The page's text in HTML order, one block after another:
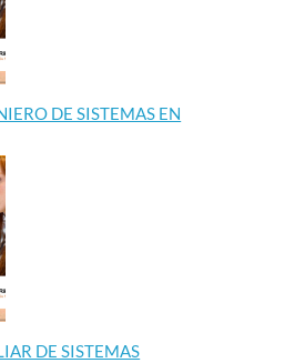
DE SISTEMAS EN
DE SISTEMAS